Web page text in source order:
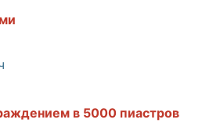
в 5000 пиастров